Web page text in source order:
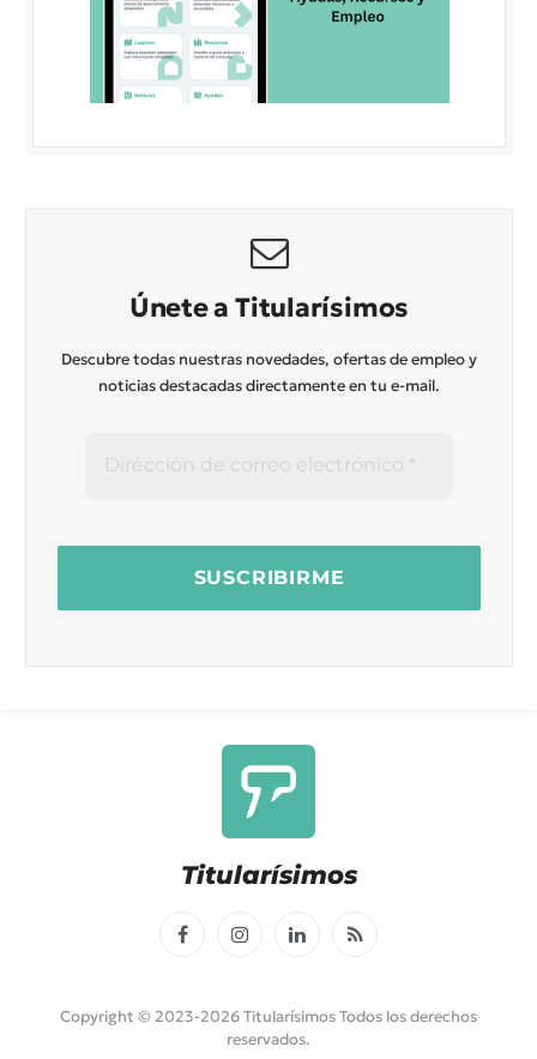
Únete a Titularísimos
Descubre todas nuestras novedades, ofertas de empleo y
noticias destacadas directamente en tu e-mail.
Titularísimos
FacebookInstagramLinkedInRSS
Copyright © 2023-2026 Titularísimos Todos los derechos
reservados.